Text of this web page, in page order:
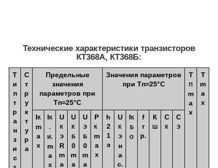
Технические характеристики транзисторов
КТ368А, КТ368Б:
Т
и
п
т
р
а
н
з
и
с
С
т
р
у
к
т
у
р
а
Предельные
значения
параметров при
Тп=25°С
Значения параметров
при Тп=25°С
T
П
m
a
x
Т
m
a
x
I К
m
a
x
I К
.
И.
m
a
x
U
К
Э
R
m
a
U
К
Б
0
m
a
U
Э
Б
0
m
a
Р
К
m
a
x
h
2
1
э
U
К
Э
н
а
с.
I К
Б
О
f
г
p.
К
Ш
С
К
С
Э